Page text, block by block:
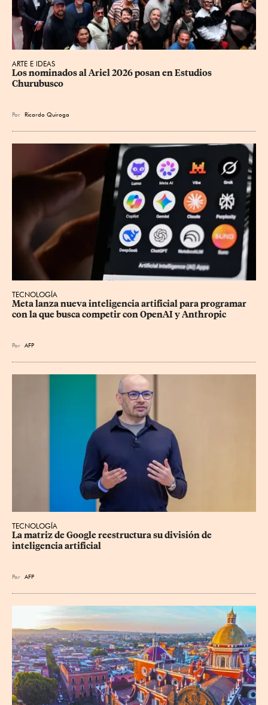
ARTE E IDEAS
Los nominados al Ariel 2026 posan en Estudios
Churubusco
Por Ricardo Quiroga
TECNOLOGÍA
Meta lanza nueva inteligencia artificial para programar
con la que busca competir con OpenAI y Anthropic
Por AFP
TECNOLOGÍA
La matriz de Google reestructura su división de
inteligencia artificial
Por AFP